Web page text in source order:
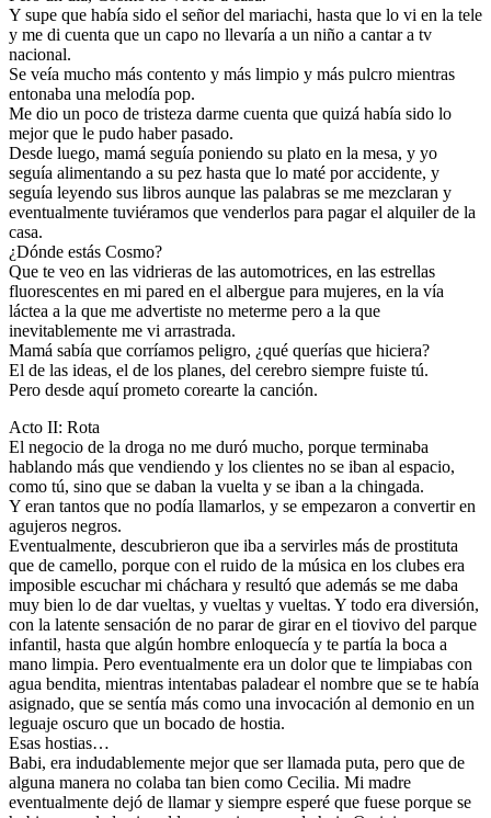
Y supe que había sido el señor del mariachi, hasta que lo vi en la tele
y me di cuenta que un capo no llevaría a un niño a cantar a tv
nacional.
Se veía mucho más contento y más limpio y más pulcro mientras
entonaba una melodía pop.
Me dio un poco de tristeza darme cuenta que quizá había sido lo
mejor que le pudo haber pasado.
Desde luego, mamá seguía poniendo su plato en la mesa, y yo
seguía alimentando a su pez hasta que lo maté por accidente, y
seguía leyendo sus libros aunque las palabras se me mezclaran y
eventualmente tuviéramos que venderlos para pagar el alquiler de la
casa.
¿Dónde estás Cosmo?
Que te veo en las vidrieras de las automotrices, en las estrellas
fluorescentes en mi pared en el albergue para mujeres, en la vía
láctea a la que me advertiste no meterme pero a la que
inevitablemente me vi arrastrada.
Mamá sabía que corríamos peligro, ¿qué querías que hiciera?
El de las ideas, el de los planes, del cerebro siempre fuiste tú.
Pero desde aquí prometo corearte la canción.
Acto II: Rota
El negocio de la droga no me duró mucho, porque terminaba
hablando más que vendiendo y los clientes no se iban al espacio,
como tú, sino que se daban la vuelta y se iban a la chingada.
Y eran tantos que no podía llamarlos, y se empezaron a convertir en
agujeros negros.
Eventualmente, descubrieron que iba a servirles más de prostituta
que de camello, porque con el ruido de la música en los clubes era
imposible escuchar mi cháchara y resultó que además se me daba
muy bien lo de dar vueltas, y vueltas y vueltas. Y todo era diversión,
con la latente sensación de no parar de girar en el tiovivo del parque
infantil, hasta que algún hombre enloquecía y te partía la boca a
mano limpia. Pero eventualmente era un dolor que te limpiabas con
agua bendita, mientras intentabas paladear el nombre que se te había
asignado, que se sentía más como una invocación al demonio en un
leguaje oscuro que un bocado de hostia.
Esas hostias…
Babi, era indudablemente mejor que ser llamada puta, pero que de
alguna manera no colaba tan bien como Cecilia. Mi madre
eventualmente dejó de llamar y siempre esperé que fuese porque se